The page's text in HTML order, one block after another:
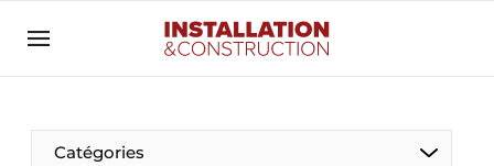
Contact
Catégories